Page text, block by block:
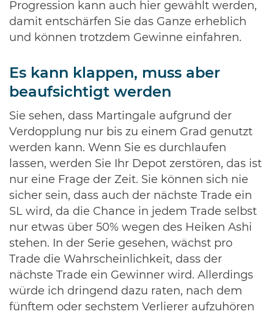
Progression kann auch hier gewählt werden,
damit entschärfen Sie das Ganze erheblich
und können trotzdem Gewinne einfahren.
Es kann klappen, muss aber
beaufsichtigt werden
Sie sehen, dass Martingale aufgrund der
Verdopplung nur bis zu einem Grad genutzt
werden kann. Wenn Sie es durchlaufen
lassen, werden Sie Ihr Depot zerstören, das ist
nur eine Frage der Zeit. Sie können sich nie
sicher sein, dass auch der nächste Trade ein
SL wird, da die Chance in jedem Trade selbst
nur etwas über 50% wegen des Heiken Ashi
stehen. In der Serie gesehen, wächst pro
Trade die Wahrscheinlichkeit, dass der
nächste Trade ein Gewinner wird. Allerdings
würde ich dringend dazu raten, nach dem
fünftem oder sechstem Verlierer aufzuhören